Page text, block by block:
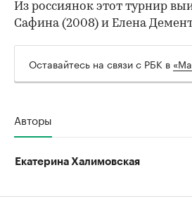
Из россиянок этот турнир
Сафина (2008) и Елена
Оставайтесь на связи с РБК в
Авторы
Екатерина Халимовская